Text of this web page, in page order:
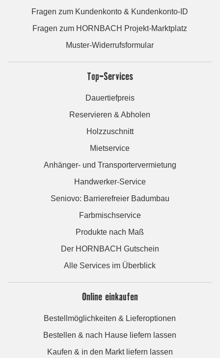
Fragen zum Kundenkonto & Kundenkonto-ID
Fragen zum HORNBACH Projekt-Marktplatz
Muster-Widerrufsformular
Top-Services
Dauertiefpreis
Reservieren & Abholen
Holzzuschnitt
Mietservice
Anhänger- und Transportervermietung
Handwerker-Service
Seniovo: Barrierefreier Badumbau
Farbmischservice
Produkte nach Maß
Der HORNBACH Gutschein
Alle Services im Überblick
Online einkaufen
Bestellmöglichkeiten & Lieferoptionen
Bestellen & nach Hause liefern lassen
Kaufen & in den Markt liefern lassen